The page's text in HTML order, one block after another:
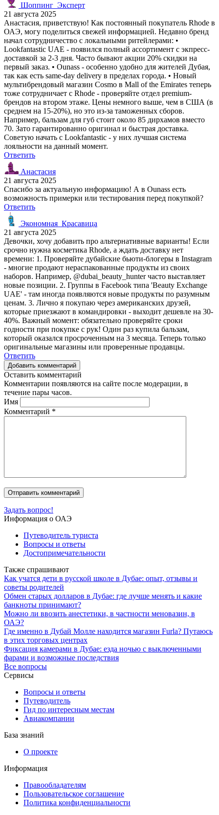
Шоппинг_Эксперт
21 августа 2025
Анастасия, приветствую! Как постоянный покупатель Rhode в
ОАЭ, могу поделиться свежей информацией. Недавно бренд
начал сотрудничество с локальными ритейлерами: •
Lookfantastic UAE - появился полный ассортимент с экпресс-
доставкой за 2-3 дня. Часто бывают акции 20% скидки на
первый заказ. • Ounass - особенно удобно для жителей Дубая,
так как есть same-day delivery в пределах города. • Новый
мультибрендовый магазин Cosmo в Mall of the Emirates теперь
тоже сотрудничает с Rhode - проверяйте отдел premium-
брендов на втором этаже. Цены немного выше, чем в США (в
среднем на 15-20%), но это из-за таможенных сборов.
Например, бальзам для губ стоит около 85 дирхамов вместо
70. Зато гарантированно оригинал и быстрая доставка.
Советую начать с Lookfantastic - у них лучшая система
лояльности на данный момент.
Ответить
Анастасия
21 августа 2025
Спасибо за актуальную информацию! А в Ounass есть
возможность примерки или тестирования перед покупкой?
Ответить
Экономная_Красавица
21 августа 2025
Девочки, хочу добавить про альтернативные варианты! Если
срочно нужна косметика Rhode, а ждать доставку нет
времени: 1. Проверяйте дубайские бьюти-блогеры в Instagram
- многие продают нераспакованные продукты из своих
наборов. Например, @dubai_beauty_hunter часто выставляет
новые позиции. 2. Группы в Facebook типа 'Beauty Exchange
UAE' - там иногда появляются новые продукты по разумным
ценам. 3. Лично я покупаю через американских друзей,
которые приезжают в командировки - выходит дешевле на 30-
40%. Важный момент: обязательно проверяйте сроки
годности при покупке с рук! Один раз купила бальзам,
который оказался просроченным на 3 месяца. Теперь только
оригинальные магазины или проверенные продавцы.
Ответить
Добавить комментарий
Оставить комментарий
Комментарии появляются на сайте после модерации, в
течение пары часов.
Имя
Комментарий *
Задать вопрос!
Информация о ОАЭ
Путеводитель туриста
Вопросы и ответы
Достопримечательности
Также спрашивают
Как учатся дети в русской школе в Дубае: опыт, отзывы и
советы родителей
Обмен старых долларов в Дубае: где лучше менять и какие
банкноты принимают?
Можно ли ввозить анестетики, в частности меновазин, в
ОАЭ?
Где именно в Дубай Молле находится магазин Furla? Путаюсь
в этих торговых центрах
Фиксация камерами в Дубае: езда ночью с выключенными
фарами и возможные последствия
Все вопросы
Сервисы
Вопросы и ответы
Путеводитель
Гид по интересным местам
Авиакомпании
База знаний
О проекте
Информация
Правообладателям
Пользовательское соглашение
Политика конфиденциальности